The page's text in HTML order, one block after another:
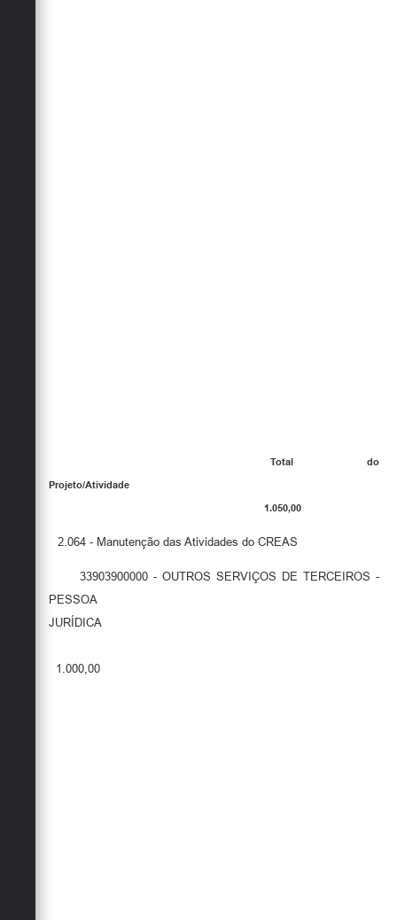
Total do
Projeto/Atividade
1.050,00
2.064 - Manutenção das Atividades do CREAS
33903900000 - OUTROS SERVIÇOS DE TERCEIROS -
PESSOA
JURÍDICA
1.000,00